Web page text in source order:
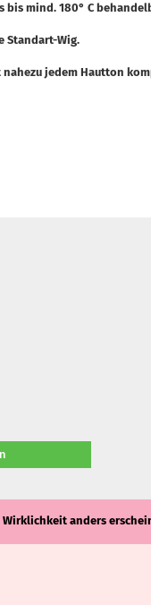
mind. 180° C
Standart-Wig.
jedem Hautton
Wirklichkeit anders